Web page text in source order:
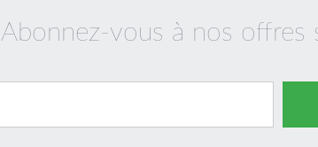
Abonnez-vous à nos offres